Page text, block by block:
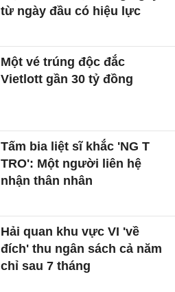
từ ngày đầu có hiệu lực
Một vé trúng độc đắc
Vietlott gần 30 tỷ đồng
Tấm bia liệt sĩ khắc 'NG T
TRO': Một người liên hệ
nhận thân nhân
Hải quan khu vực VI 'về
đích' thu ngân sách cả năm
chỉ sau 7 tháng